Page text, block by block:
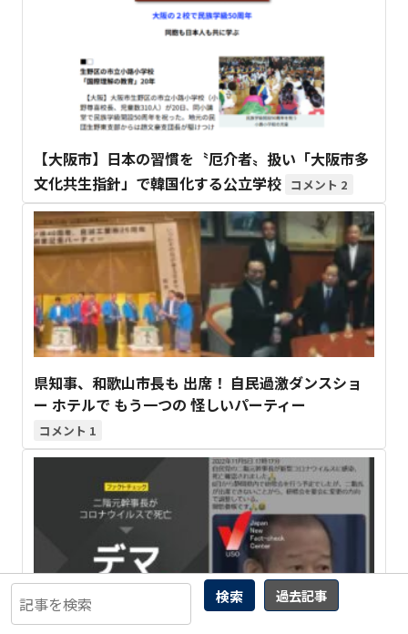
検索 過去記事
【大阪市】日本の習慣を〝厄介者〟扱い「大阪市多
文化共生指針」で韓国化する公立学校
2
県知事、和歌山市長も 出席！ 自民過激ダンスショ
ー ホテルで もう一つの 怪しいパーティー
1
【和歌山知事選】二階元幹事長 死亡デマを ファク